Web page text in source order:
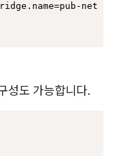
net \
성도 가능합니다.